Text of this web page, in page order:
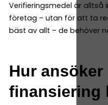
Verifieringsmedel är
företag – utan för att ta
bäst av allt – de behöver
Hur ansöker
finansiering